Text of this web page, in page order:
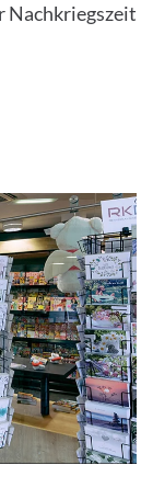
Nachkriegszeit